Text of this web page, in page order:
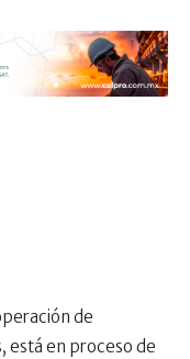
de
está en proceso de